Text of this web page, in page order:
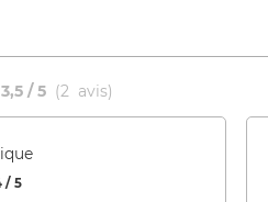
3,5 / 5 (2 avis)
/ 5